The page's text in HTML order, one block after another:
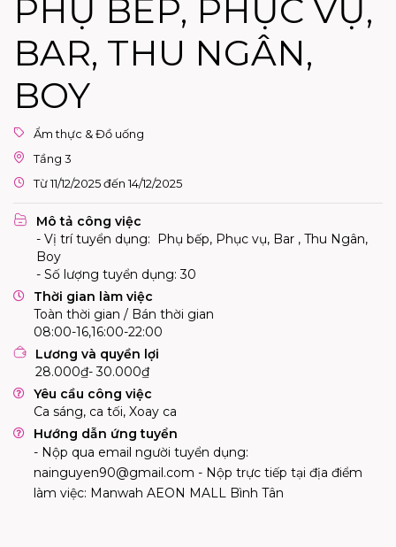
PHỤ BẾP, PHỤC VỤ,
BAR, THU NGÂN,
BOY
Ẩm thực & Đồ uống
Tầng 3
Từ 11/12/2025 đến 14/12/2025
Mô tả công việc
- Vị trí tuyển dụng: Phụ bếp, Phục vụ, Bar , Thu Ngân,
Boy
- Số lượng tuyển dụng: 30
Thời gian làm việc
Toàn thời gian / Bán thời gian
08:00-16,16:00-22:00
Lương và quyền lợi
28.000₫- 30.000₫
Yêu cầu công việc
Ca sáng, ca tối, Xoay ca
Hướng dẫn ứng tuyển
- Nộp qua email người tuyển dụng:
nainguyen90@gmail.com - Nộp trực tiếp tại địa điểm
làm việc: Manwah AEON MALL Bình Tân